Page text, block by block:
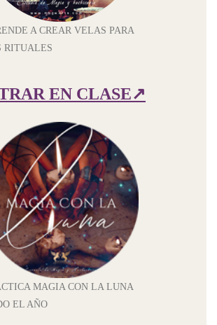
A CREAR VELAS PARA
RITUALES
EN CLASE↗
MAGIA CON LA LUNA
EL AÑO